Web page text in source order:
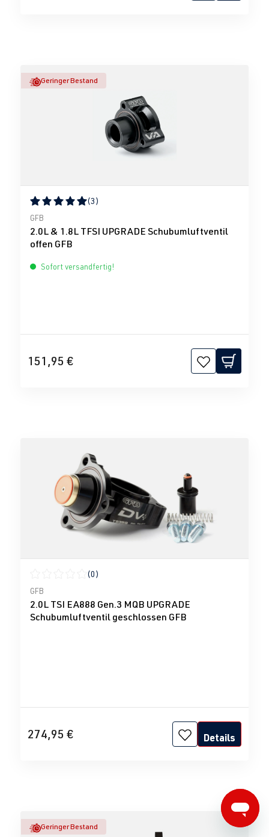
Geringer Bestand
Durchschnittliche Bewertung von 5 von 5 Sternen
(3)
GFB
2.0L & 1.8L TFSI UPGRADE Schubumluftventil
offen GFB
Sofort versandfertig!
151,95 €
Durchschnittliche Bewertung von 0 von 5 Sternen
(0)
GFB
2.0L TSI EA888 Gen.3 MQB UPGRADE
Schubumluftventil geschlossen GFB
274,95 € Details
Geringer Bestand